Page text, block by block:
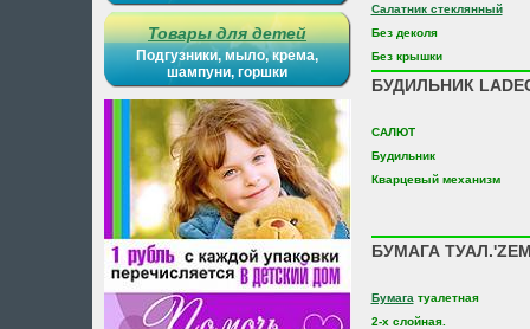
Товары для детей
Подгузники, мыло, крема,
шампуни, горшки
Салатник стеклянный
Без деколя
Без крышки
БУДИЛЬНИК
САЛЮТ
Будильник
Кварцевый механизм
БУМАГА
Бумага туалетная
2-х слойная.